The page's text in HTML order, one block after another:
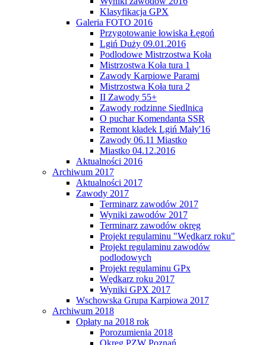
Klasyfikacja GPX
Galeria FOTO 2016
Przygotowanie łowiska Łęgoń
Lgiń Duży 09.01.2016
Podlodowe Mistrzostwa Koła
Mistrzostwa Koła tura 1
Zawody Karpiowe Parami
Mistrzostwa Koła tura 2
II Zawody 55+
Zawody rodzinne Siedlnica
O puchar Komendanta SSR
Remont kładek Lgiń Mały'16
Zawody 06.11 Miastko
Miastko 04.12.2016
Aktualności 2016
Archiwum 2017
Aktualności 2017
Zawody 2017
Terminarz zawodów 2017
Wyniki zawodów 2017
Terminarz zawodów okręg
Projekt regulaminu "Wędkarz roku"
Projekt regulaminu zawodów
podlodowych
Projekt regulaminu GPx
Wędkarz roku 2017
Wyniki GPX 2017
Wschowska Grupa Karpiowa 2017
Archiwum 2018
Opłaty na 2018 rok
Porozumienia 2018
Okręg PZW Poznań